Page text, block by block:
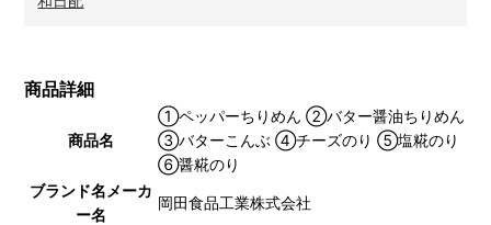
商品詳細
商品名
①ペッパーちりめん ②バター醤油ちりめん
③バターこんぶ ④チーズのり ⑤塩糀のり
⑥醤糀のり
ブランド名メーカ
ー名
岡田食品工業株式会社